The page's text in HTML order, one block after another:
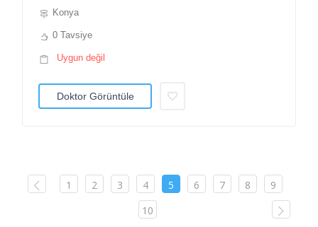
Konya
0 Tavsiye
Uygun değil
Doktor Görüntüle
1 2 3 4 5 6 7 8
9
10